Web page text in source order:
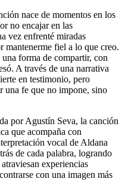
nace de momentos en los
no encajar en las
vez enfrenté miradas
mantenerme fiel a lo que creo.
forma de compartir, con
A través de una narrativa
en testimonio, pero
una fe que no impone, sino
por Agustín Seva, la canción
que acompaña con
vocal de Aldana
de cada palabra, logrando
experiencias
con una imagen más